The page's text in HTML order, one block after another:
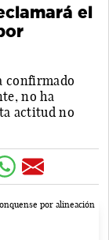
el
confirmado
no ha
actitud no